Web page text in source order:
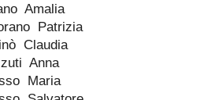
Amalia
Patrizia
Claudia
Anna
Maria